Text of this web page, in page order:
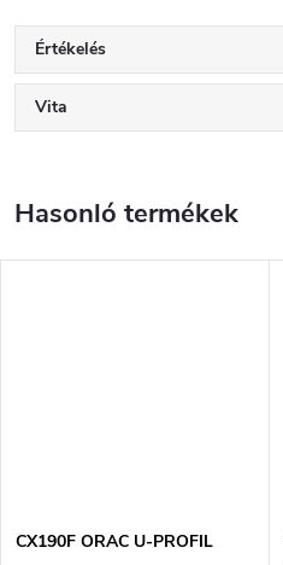
Értékelés
Vita
CX190F ORAC U-PROFIL